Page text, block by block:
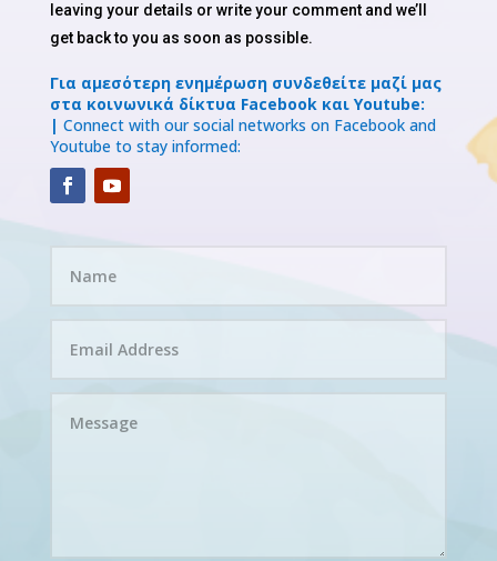
leaving your details or write your comment and we’ll
get back to you as soon as possible.
Για αμεσότερη ενημέρωση συνδεθείτε μαζί μας
στα κοινωνικά δίκτυα Facebook και Youtube:
| Connect with our social networks on Facebook and
Youtube to stay informed: